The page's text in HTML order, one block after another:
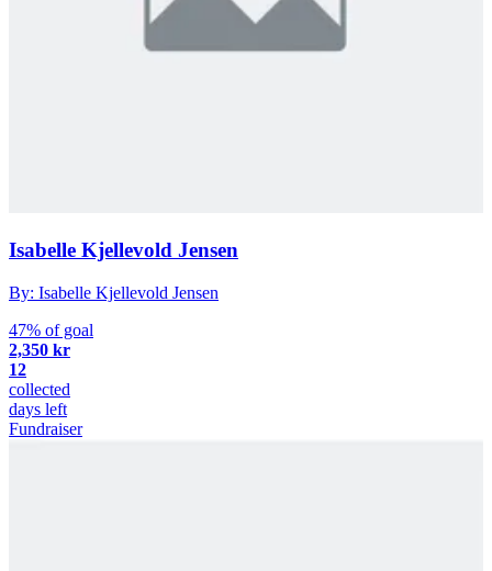
Isabelle Kjellevold Jensen
By: Isabelle Kjellevold Jensen
47% of goal
2,350 kr
12
collected
days left
Fundraiser